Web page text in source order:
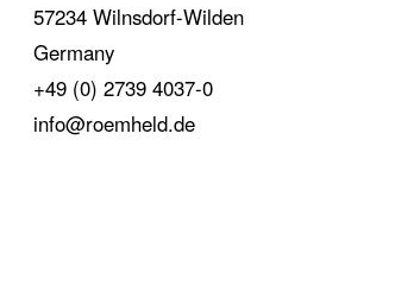
57234 Wilnsdorf-Wilden
Germany
+49 (0) 2739 4037-0
info@roemheld.de